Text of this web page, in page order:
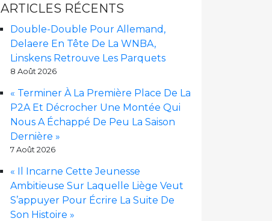
ARTICLES RÉCENTS
Double-Double Pour Allemand,
Delaere En Tête De La WNBA,
Linskens Retrouve Les Parquets
8 Août 2026
« Terminer À La Première Place De La
P2A Et Décrocher Une Montée Qui
Nous A Échappé De Peu La Saison
Dernière »
7 Août 2026
« Il Incarne Cette Jeunesse
Ambitieuse Sur Laquelle Liège Veut
S’appuyer Pour Écrire La Suite De
Son Histoire »